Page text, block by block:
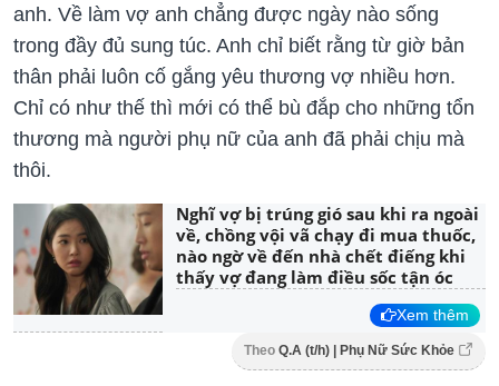
anh. Về làm vợ anh chẳng được ngày nào sống
trong đầy đủ sung túc. Anh chỉ biết rằng từ giờ bản
thân phải luôn cố gắng yêu thương vợ nhiều hơn.
Chỉ có như thế thì mới có thể bù đắp cho những tổn
thương mà người phụ nữ của anh đã phải chịu mà
thôi.
Nghĩ vợ bị trúng gió sau khi ra ngoài
về, chồng vội vã chạy đi mua thuốc,
nào ngờ về đến nhà chết điếng khi
thấy vợ đang làm điều sốc tận óc
Xem thêm
Theo Q.A (t/h) | Phụ Nữ Sức Khỏe